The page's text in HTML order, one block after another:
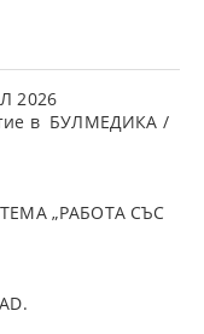
2026
в БУЛМЕДИКА /
„РАБОТА СЪС